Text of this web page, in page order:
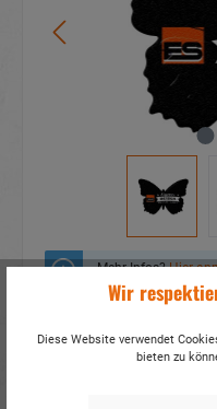
Mehr Infos?Hier
Wir
Diese Website verwendet
bieten zu